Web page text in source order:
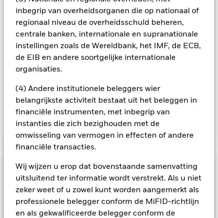
inbegrip van overheidsorganen die op nationaal of
regionaal niveau de overheidsschuld beheren,
centrale banken, internationale en supranationale
instellingen zoals de Wereldbank, het IMF, de ECB,
de EIB en andere soortgelijke internationale
organisaties.
(4) Andere institutionele beleggers wier
belangrijkste activiteit bestaat uit het beleggen in
financiële instrumenten, met inbegrip van
instanties die zich bezighouden met de
omwisseling van vermogen in effecten of andere
financiële transacties.
Wij wijzen u erop dat bovenstaande samenvatting
uitsluitend ter informatie wordt verstrekt. Als u niet
zeker weet of u zowel kunt worden aangemerkt als
professionele belegger conform de MiFID-richtlijn
en als gekwalificeerde belegger conform de
aandelenklasse. Daarnaast is een volledige lijst van alle
aandelenklassen met valutahedging op aanvraag
verkrijgbaar bij de beheermaatschappij van het fonds.
In de mate waarin het Fonds effecten uitleent om zijn kosten
te reduceren, ontvangt het Fonds 62,5% van de hiermee
goede aan BlackRock als effectenuitleenagent. Aangezien de
verdeling van opbrengsten uit effectenleningen de
exploitatiekosten van het Fonds niet verhoogt, is deze niet in
de lopende kosten opgenomen.
Toon minder
Risicometer
Performance
Grafiek